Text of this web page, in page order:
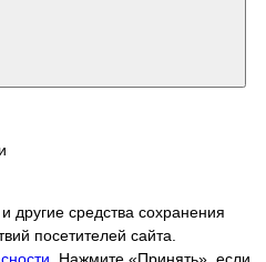
средства сохранения
посетителей сайта.